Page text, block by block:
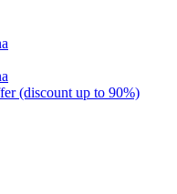
(discount up to 90%)